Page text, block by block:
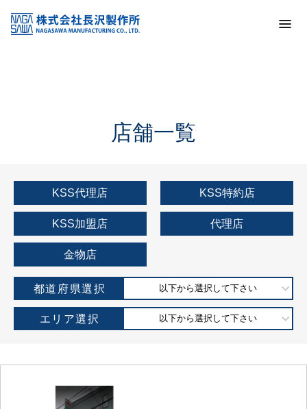
KSS加盟店・取扱店情報
店舗一覧
店舗一覧
KSS代理店 KSS特約店
KSS加盟店 代理店
金物店
都道府県選択 以下から選択して下さい
エリア選択 以下から選択して下さい